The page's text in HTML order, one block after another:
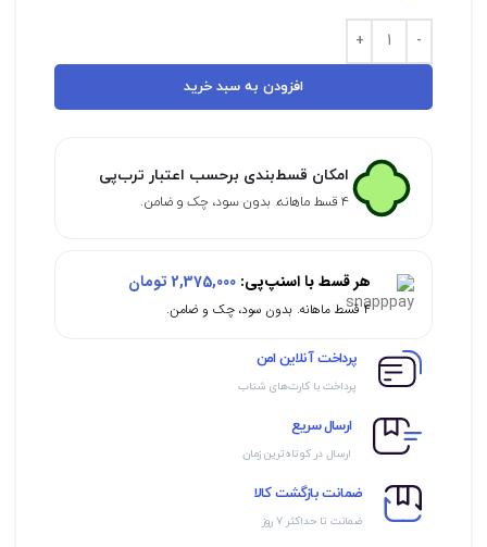
افزودن به سبد خرید
امکان قسط‌بندی برحسب اعتبار ترب‌پی
۴ قسط ماهانه. بدون سود، چک و ضامن.
هر قسط با اسنپ‌پی: 2,375,000 تومان
۴ قسط ماهانه. بدون سود، چک و ضامن.
پرداخت آنلاین امن
پرداخت با کارت‌های شتاب
ارسال سریع
ارسال در کوتاه‌ترین زمان
ضمانت بازگشت کالا
ضمانت تا حداکثر ۷ روز